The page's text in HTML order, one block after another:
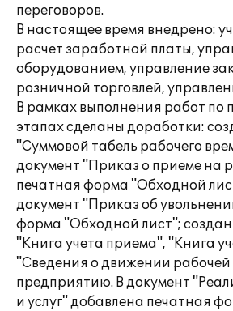
переговоров.
В настоящее время внедрено:
расчет заработной платы,
оборудованием, управление
розничной торговлей,
В рамках выполнения работ по
этапах сделаны доработки:
"Суммовой табель рабочего
документ "Приказ о приеме на
печатная форма "Обходной
документ "Приказ об
форма "Обходной лист";
"Книга учета приема", "Книга
"Сведения о движении рабочей
предприятию. В документ
и услуг" добавлена печатная